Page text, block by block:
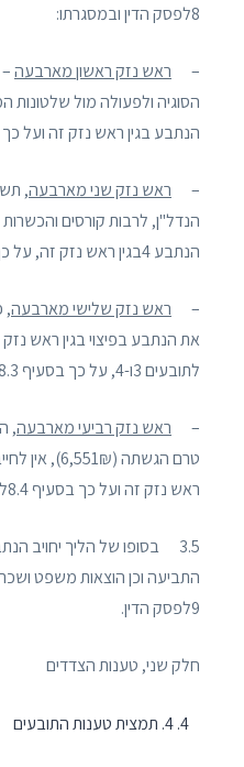
8לפסק הדין ובמסגרתו:
– ראש נזק ראשון מארבעה
הנתבע בגין ראש נזק זה ועל כך בסעיף
– ראש נזק שני מארבעה,
הנתבע 4בגין ראש נזק זה, על כך בסעיף 8.2לפסק הדין.
– ראש נזק שלישי מארבעה,
את הנתבע בפיצוי בגין ראש נזק
לתובעים 3ו-4, על כך בסעיף 8.3לפסק הדין.
– ראש נזק רביעי מארבעה,
טרם הגשתה
ראש נזק זה ועל כך בסעיף 8.4לפסק הדין.
3.5 בסופו של הליך יחויב
התביעה וכן הוצאות משפט
9לפסק הדין.
חלק שני, טענות הצדדים
4. תמצית טענות התובעים